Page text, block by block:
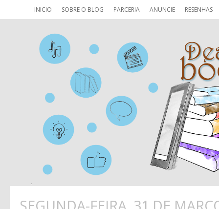
INICIO SOBRE O BLOG PARCERIA ANUNCIE RESENHAS
SEGUNDA-FEIRA, 31 DE